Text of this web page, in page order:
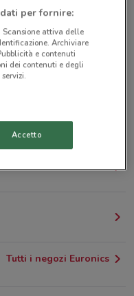
Tutti i negozi Euronics
per fornire:
Scansione attiva delle
Archiviare
e contenuti
dei contenuti e degli
Accetto